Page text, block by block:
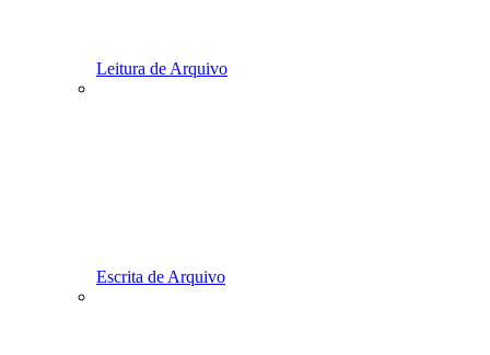
Leitura de Arquivo
Escrita de Arquivo